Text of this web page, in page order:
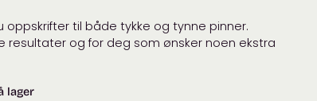
oppskrifter til både tykke og tynne pinner.
resultater og for deg som ønsker noen ekstra
lager